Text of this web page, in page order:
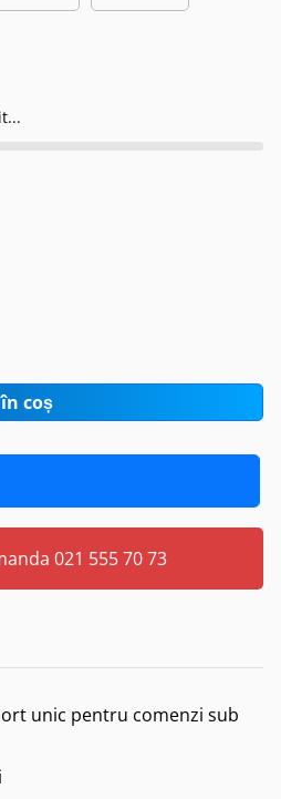
coș
021 555 70 73
unic pentru comenzi sub